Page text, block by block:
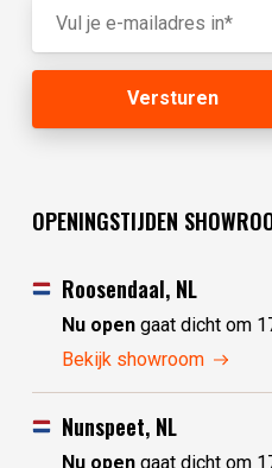
OPENINGSTIJDEN
Roosendaal, NL
Nu opengaat dicht om
zaterdag
zondag
maandag
dinsdag
Bekijk showroom
Nunspeet, NL
Nu opengaat dicht om